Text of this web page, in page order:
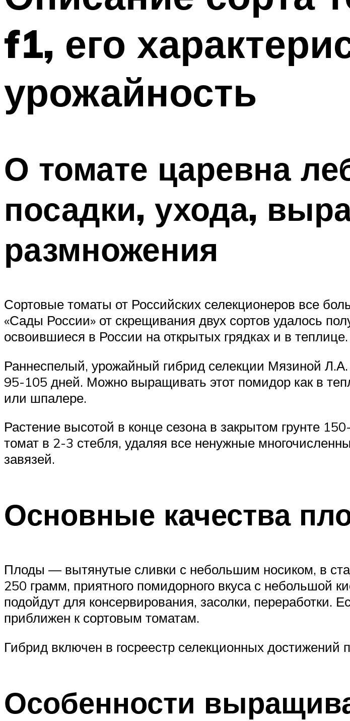
f1, его
урожайность
О томате царевна
посадки, ухода,
размножения
Сортовые томаты от Российских селекционеров все
«Сады России» от скрещивания двух сортов удалось
освоившиеся в России на открытых грядках и в
Раннеспелый, урожайный гибрид селекции Мязиной
95-105 дней. Можно выращивать этот помидор как в
или шпалере.
Растение высотой в конце сезона в закрытом грунте
томат в 2-3 стебля, удаляя все ненужные
завязей.
Основные качества
Плоды — вытянутые сливки с небольшим носиком, в
250 грамм, приятного помидорного вкуса с небольшой
подойдут для консервирования, засолки, переработки.
приближен к сортовым томатам.
Гибрид включен в госреестр селекционных достижений
Особенности